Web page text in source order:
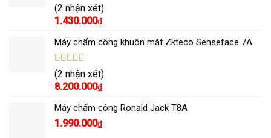
Được xếp
hạng5.005
sao
(2 nhận xét)
1.430.000₫
Máy chấm công khuôn mặt Zkteco Senseface 7A
Được xếp
hạng5.005
sao
(2 nhận xét)
8.200.000₫
Máy chấm công Ronald Jack T8A
1.990.000₫